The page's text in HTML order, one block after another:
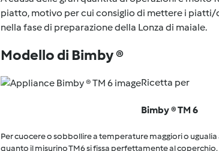
piatto, motivo per cui consiglio di mettere i
nella fase di preparazione della Lonza di maiale.
Modello di Bimby ®
Ricetta per
Bimby ® TM 6
Per cuocere o sobbollire a temperature maggiori o ugualia
quanto il misurino TM6 si fissa perfettamente al